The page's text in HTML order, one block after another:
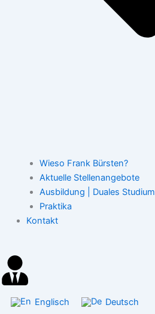
Wieso Frank Bürsten?
Aktuelle Stellenangebote
Ausbildung | Duales Studium
Praktika
Kontakt
Englisch Deutsch